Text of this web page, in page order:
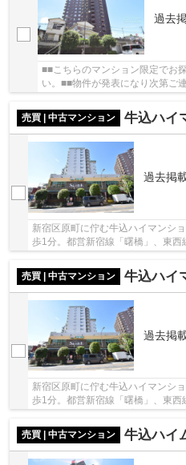
過去
■■こちらのマンション限定でお
い。■■物件が発表になり次第ご
売買 | 中古マンション 牛込ハイ
過去掲
新宿区原町に佇む牛込ハイマンシ
歩1分。都営新宿線「曙橋」、東
売買 | 中古マンション
牛込ハイ
過去掲
新宿区原町に佇む牛込ハイマンシ
歩1分。都営新宿線「曙橋」、東
売買 | 中古マンション
牛込ハイ